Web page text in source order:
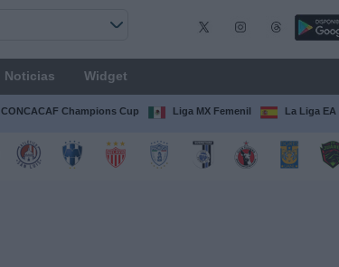
Noticias Widget
CONCACAF Champions Cup Liga MX Femenil La Liga